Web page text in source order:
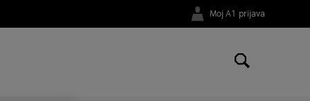
Moj A1 prijava
prvi račun s otplatom uređaja na rate?